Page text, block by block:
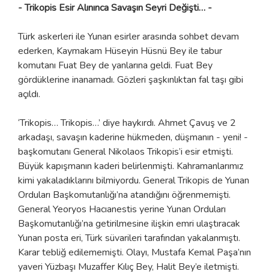
- Trikopis Esir Alınınca Savaşın Seyri Değişti… -
Türk askerleri ile Yunan esirler arasında sohbet devam
ederken, Kaymakam Hüseyin Hüsnü Bey ile tabur
komutanı Fuat Bey de yanlarına geldi. Fuat Bey
gördüklerine inanamadı. Gözleri şaşkınlıktan fal taşı gibi
açıldı.
‘Trikopis… Trikopis…’ diye haykırdı. Ahmet Çavuş ve 2
arkadaşı, savaşın kaderine hükmeden, düşmanın - yeni! -
başkomutanı General Nikolaos Trikopis’i esir etmişti.
Büyük kapışmanın kaderi belirlenmişti. Kahramanlarımız
kimi yakaladıklarını bilmiyordu. General Trikopis de Yunan
Orduları Başkomutanlığı’na atandığını öğrenmemişti.
General Yeoryos Hacıanestis yerine Yunan Orduları
Başkomutanlığı’na getirilmesine ilişkin emri ulaştıracak
Yunan posta eri, Türk süvarileri tarafından yakalanmıştı.
Karar tebliğ edilememişti. Olayı, Mustafa Kemal Paşa’nın
yaveri Yüzbaşı Muzaffer Kılıç Bey, Halit Bey’e iletmişti.